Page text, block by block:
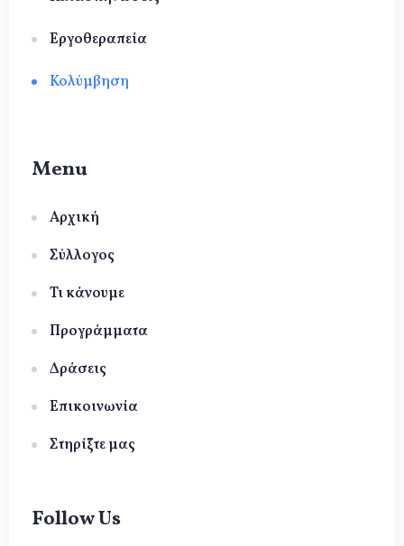
Εργοθεραπεία
Κολύμβηση
Menu
Αρχική
Σύλλογος
Τι κάνουμε
Προγράμματα
Δράσεις
Επικοινωνία
Στηρίξτε μας
Follow Us